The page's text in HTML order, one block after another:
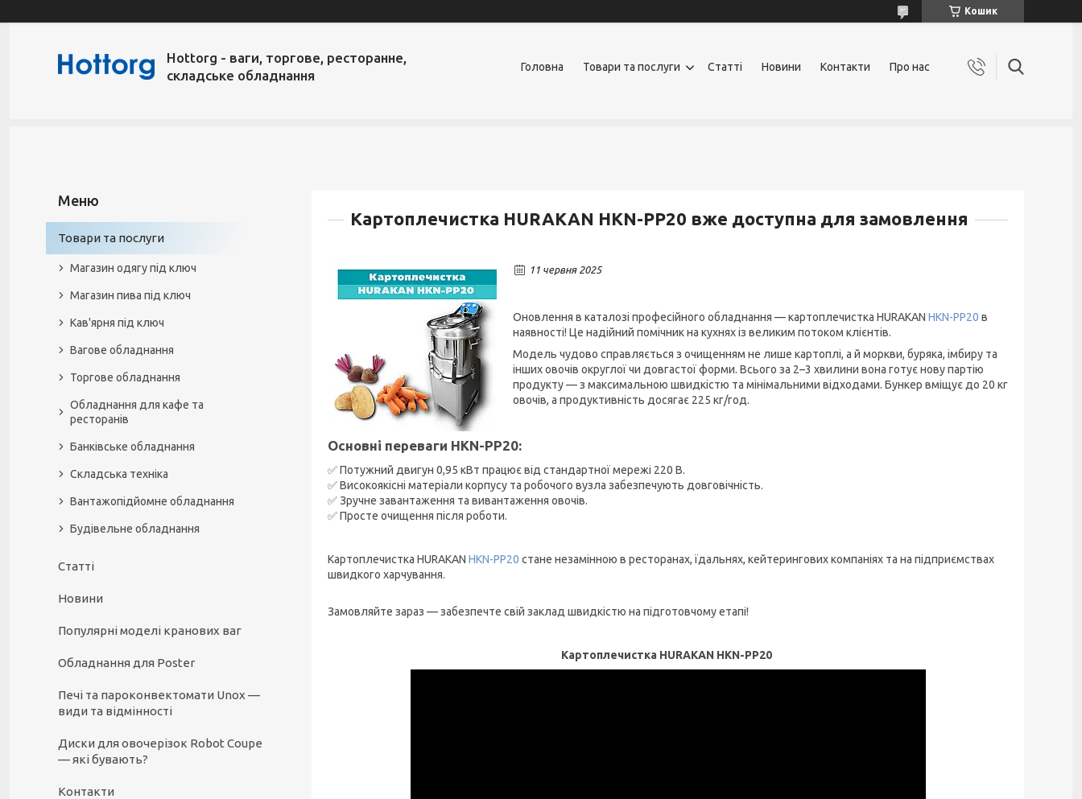
Кошик
Hottorg - ваги, торгове, ресторанне,
складське обладнання
Головна Товари та послуги Статті Новини Контакти Про нас
Картоплечистка HURAKAN HKN-PP20 вже доступна для замовлення
11 червня 2025
Оновлення в каталозі професійного обладнання — картоплечистка HURAKAN HKN-PP20 в
наявності! Це надійний помічник на кухнях із великим потоком клієнтів.
Модель чудово справляється з очищенням не лише картоплі, а й моркви, буряка, імбиру та
інших овочів округлої чи довгастої форми. Всього за 2–3 хвилини вона готує нову партію
продукту — з максимальною швидкістю та мінімальними відходами. Бункер вміщує до 20 кг
овочів, а продуктивність досягає 225 кг/год.
Основні переваги HKN-PP20:
✅ Потужний двигун 0,95 кВт працює від стандартної мережі 220 В.
✅ Високоякісні матеріали корпусу та робочого вузла забезпечують довговічність.
✅ Зручне завантаження та вивантаження овочів.
✅ Просте очищення після роботи.
Картоплечистка HURAKAN HKN-PP20 стане незамінною в ресторанах, їдальнях, кейтерингових компаніях та на підприємствах
швидкого харчування.
Замовляйте зараз — забезпечте свій заклад швидкістю на підготовчому етапі!
Картоплечистка HURAKAN HKN-PP20
Товари та послуги
Магазин одягу під ключ
Магазин пива під ключ
Кав'ярня під ключ
Вагове обладнання
Торгове обладнання
Обладнання для кафе та
ресторанів
Банківське обладнання
Складська техніка
Вантажопідйомне обладнання
Будівельне обладнання
Статті
Новини
Популярні моделі кранових ваг
Обладнання для Poster
Печі та пароконвектомати Unox —
види та відмінності
Диски для овочерізок Robot Coupe
— які бувають?
Контакти